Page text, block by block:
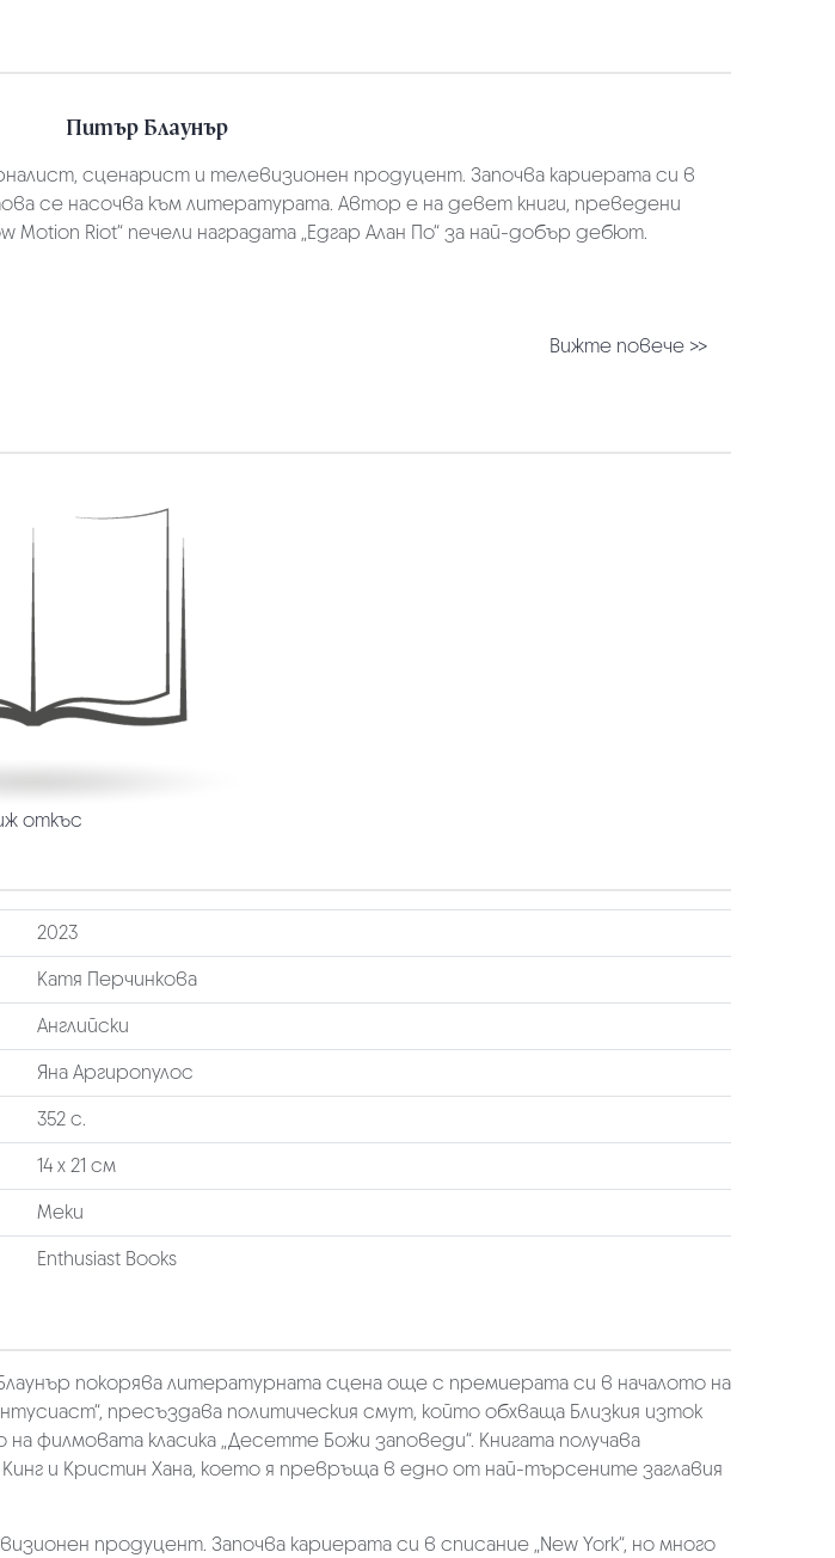
Питър Блаунър
сценарист и телевизионен продуцент. Започва кариерата си в
се насочва към литературата. Автор е на девет книги, преведени
Motion Riot“ печели наградата „Едгар Алан По“ за най-добър дебют.
Вижте повече >>
откъс
2023
Катя Перчинкова
Английски
Яна Аргиропулос
352 с.
14 х 21 см
Меки
Enthusiast Books
покорява литературната сцена още с премиерата си в началото на
пресъздава политическия смут, който обхваща Близкия изток
класика „Десетте Божи заповеди“. Книгата получава
и Кристин Хана, което я превръща в едно от най-търсените заглавия
продуцент. Започва кариерата си в списание „New York“, но много